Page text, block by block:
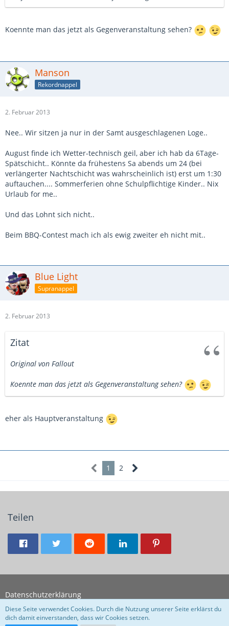
Koennte man das jetzt als Gegenveranstaltung sehen?
Manson
Rekordnappel
2. Februar 2013
Nee.. Wir sitzen ja nur in der Samt ausgeschlagenen Loge..
August finde ich Wetter-technisch geil, aber ich hab da 6Tage-
Spätschicht.. Könnte da frühestens Sa abends um 24 (bei
verlängerter Nachtschicht was wahrscheinlich ist) erst um 1:30
auftauchen.... Sommerferien ohne Schulpflichtige Kinder.. Nix
Urlaub for me..
Und das Lohnt sich nicht..
Beim BBQ-Contest mach ich als ewig zweiter eh nicht mit..
Blue Light
Supranappel
2. Februar 2013
Zitat
Original von Fallout
Koennte man das jetzt als Gegenveranstaltung sehen?
eher als Hauptveranstaltung
1 2
Teilen
Datenschutzerklärung
Diese Seite verwendet Cookies. Durch die Nutzung unserer Seite erklärst du
dich damit einverstanden, dass wir Cookies setzen.